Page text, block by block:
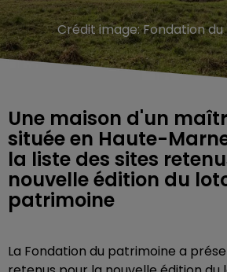
Crédit image:Fondation
Une maison d'un
située en Haute-
la liste des sites
nouvelle édition du
patrimoine
La Fondation du patrimoine a